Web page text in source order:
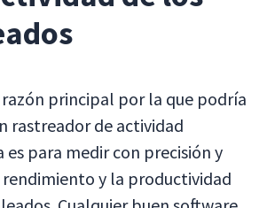
principal por la que podría
rastreador de actividad
para medir con precisión y
y la productividad